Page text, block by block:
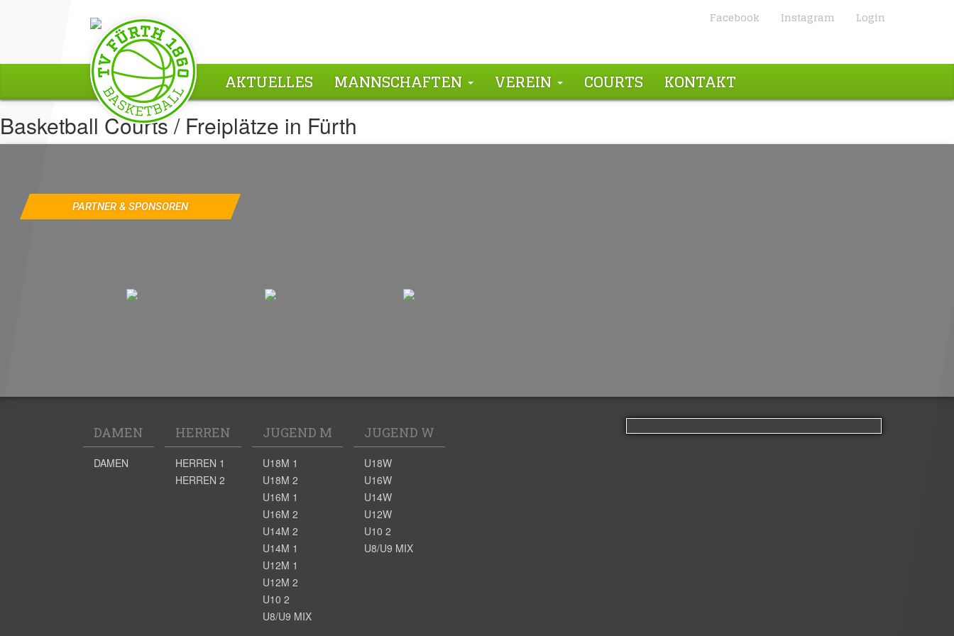
Facebook Instagram Login
AKTUELLES MANNSCHAFTEN VEREIN COURTS KONTAKT
Basketball Courts / Freiplätze in Fürth
PARTNER & SPONSOREN
DAMEN
DAMEN
HERREN
HERREN 1
HERREN 2
JUGEND M
U18M 1
U18M 2
U16M 1
U16M 2
U14M 2
U14M 1
U12M 1
U12M 2
U10 2
U8/U9 MIX
JUGEND W
U18W
U16W
U14W
U12W
U10 2
U8/U9 MIX